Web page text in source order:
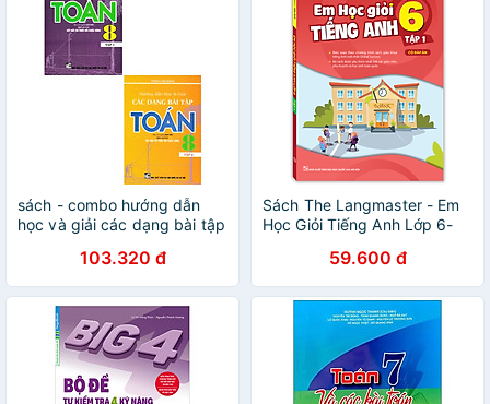
sách - combo hướng dẫn
học và giải các dạng bài tập
sgk kết nối tri thức với cuộc
sống)
103.320 đ
Sách The Langmaster - Em
Học Giỏi Tiếng Anh Lớp 6-
59.600 đ